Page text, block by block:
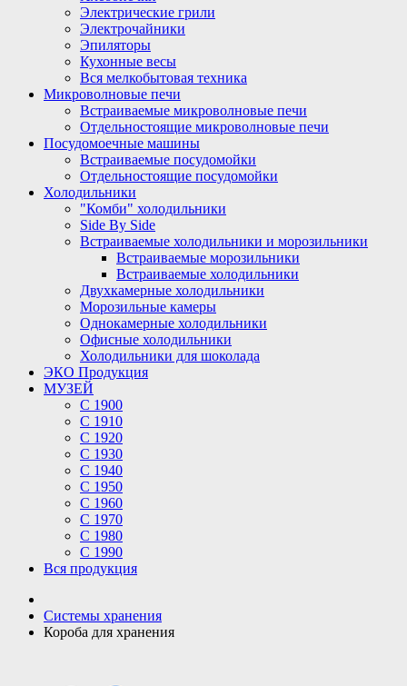
Электрические грили
Электрочайники
Эпиляторы
Кухонные весы
Вся мелкобытовая техника
Микроволновые печи
Встраиваемые микроволновые печи
Отдельностоящие микроволновые печи
Посудомоечные машины
Встраиваемые посудомойки
Отдельностоящие посудомойки
Холодильники
"Комби" холодильники
Side By Side
Встраиваемые холодильники и морозильники
Встраиваемые морозильники
Встраиваемые холодильники
Двухкамерные холодильники
Морозильные камеры
Однокамерные холодильники
Офисные холодильники
Холодильники для шоколада
ЭКО Продукция
МУЗЕЙ
С 1900
С 1910
C 1920
С 1930
С 1940
С 1950
С 1960
С 1970
С 1980
С 1990
Вся продукция
Системы хранения
Короба для хранения